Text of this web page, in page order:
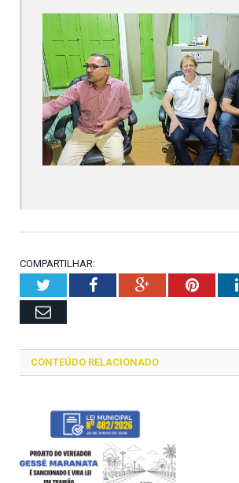
COMPARTILHAR:
TwitterFacebookGoogle+
Email
CONTEÚDO RELACIONADO